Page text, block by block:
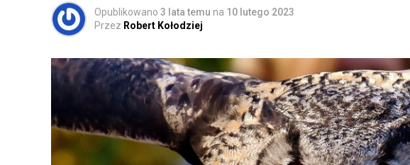
Opublikowano 3 lata temu na 10 lutego 2023
Przez Robert Kołodziej